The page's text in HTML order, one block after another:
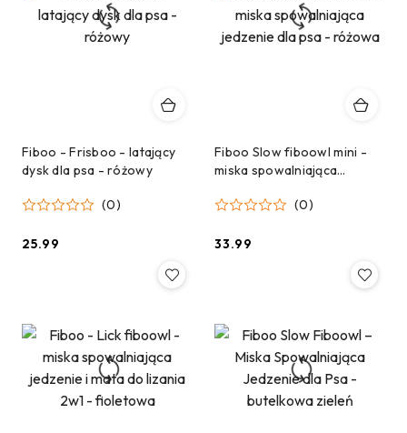
Fiboo - Frisboo - latający
dysk dla psa - różowy
(0)
Cena:
25.99
Fiboo Slow fiboowl mini -
miska spowalniająca
(0)
Cena:
33.99